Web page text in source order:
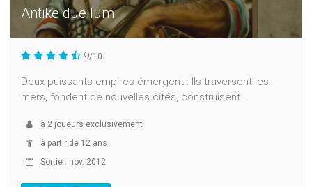
Antike duellum
9/10
Deux puissants empires émergent : Ils traversent les
mers, fondent de nouvelles cités, construisent...
à 2 joueurs exclusivement
à partir de 12 ans
Sortie : nov. 2012